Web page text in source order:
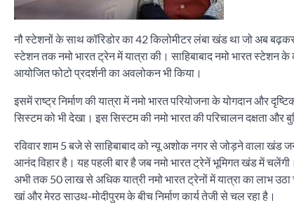
नौ स्टेशनों के साथ कॉरिडोर का 42 किलोमीटर लंबा खंड था जो अब
स्टेशन तक नमो भारत ट्रेन में यात्रा की। साहिबाबाद नमो भारत स्टेशन के
आयोजित फोटो प्रदर्शनी का अवलोकन भी किया।
इसमें राष्ट्र निर्माण की यात्रा में नमो भारत परियोजना के योगदान और
सिस्टम को भी देखा। इस सिस्टम की नमो भारत की परिचालन दक्षता और
रविवार शाम 5 बजे से साहिबाबाद को न्यू अशोक नगर से जोड़ने वाला
आनंद विहार है। यह पहली बार है जब नमो भारत ट्रेनें भूमिगत खंड में
अभी तक 50 लाख से अधिक यात्री नमो भारत ट्रेनों में यात्रा का लाभ
खां और मेरठ साउथ-मोदीपुरम के बीच निर्माण कार्य तेजी से चल रहा है।